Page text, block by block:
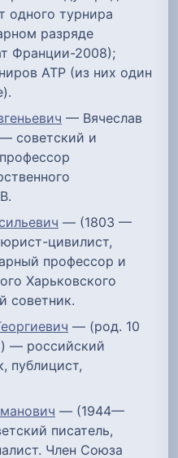
одного турнира
разряде
Франции-2008);
ATP (из них один
— Вячеслав
советский и
— (1803 —
цивилист,
профессор и
Харьковского
советник.
— (род. 10
— российский
публицист,
— (1944—
писатель,
Член Союза